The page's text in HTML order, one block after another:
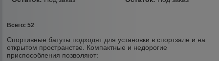
Всего: 52
Спортивные батуты подходят для установки в спортзале и на
открытом пространстве. Компактные и недорогие
приспособления позволяют: